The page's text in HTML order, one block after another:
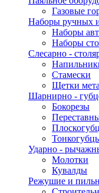
Газовые
Наборы ручных
Наборы
Наборы
Слесарно -
Стамески
Щетки
Шарнирно -
Бокорезы
Ударно -
Молотки
Кувалды
Режушие и